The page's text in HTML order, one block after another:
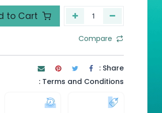
Compare
Share :
Terms and Conditions :